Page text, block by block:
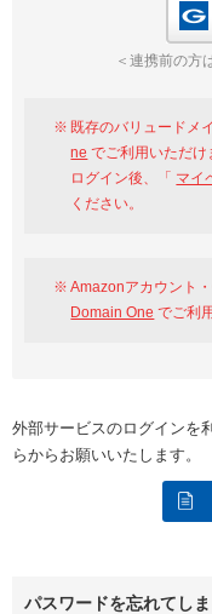
GMO ID
＜連携前の方
既存のバリュードメ
ne でご利用いただけ
ログイン後、「 マイ
ください。
Amazonアカウント
Domain One でご利
外部サービスのログインを
らからお願いいたします。
パスワードを忘れてし